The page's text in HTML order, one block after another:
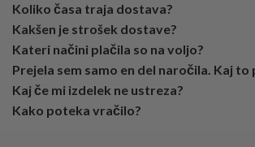
Koliko časa traja dostava?
Kakšen je strošek dostave?
Kateri načini plačila so na voljo?
Prejela sem samo en del naročila. Kaj to
Kaj če mi izdelek ne ustreza?
Kako poteka vračilo?